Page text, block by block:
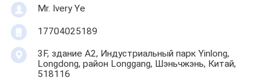
Mr. Ivery Ye
17704025189
3F, здание A2, Индустриальный парк Yinlong,
Longdong, район Longgang, Шэньчжэнь, Китай,
518116